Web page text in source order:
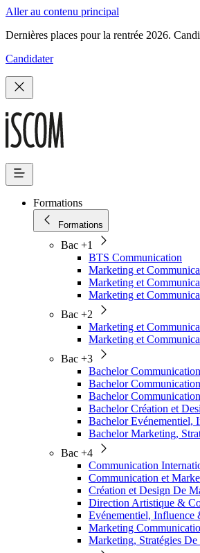
Aller au contenu principal
Dernières places pour la rentrée 2026.
Candidater
Formations
Formations
Bac +1
BTS Communication
Marketing et
Marketing et
Marketing et
Bac +2
Marketing et
Marketing et
Bac +3
Bachelor
Bachelor
Bachelor
Bachelor Création et
Bachelor Evénementiel,
Bachelor Marketing,
Bac +4
Communication
Communication et
Création et Design De
Direction Artistique &
Evénementiel, Influence
Marketing
Marketing, Stratégies